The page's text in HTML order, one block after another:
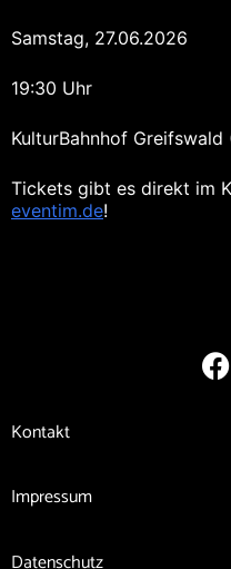
Samstag, 27.06.2026
19:30 Uhr
KulturBahnhof
Tickets gibt es direkt im
eventim.de!
Kontakt
Impressum
Datenschutz